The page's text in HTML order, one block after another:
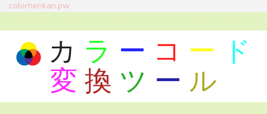
colorhenkan.pw
カ ラ ー コ ー ド
変 換 ツ ー ル